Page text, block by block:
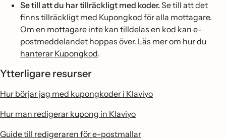
Se till att du har tillräckligt med koder.Se till att det
finns tillräckligt med Kupongkod för alla mottagare.
Om en mottagare inte kan tilldelas en kod kan e-
postmeddelandet hoppas över. Läs mer om hur du
hanterar Kupongkod.
Ytterligare resurser
Hur börjar jag med kupongkoder i Klaviyo
Hur man redigerar kupong in Klaviyo
Guide till redigeraren för e-postmallar